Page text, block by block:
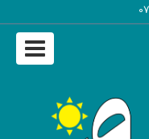
Toggle